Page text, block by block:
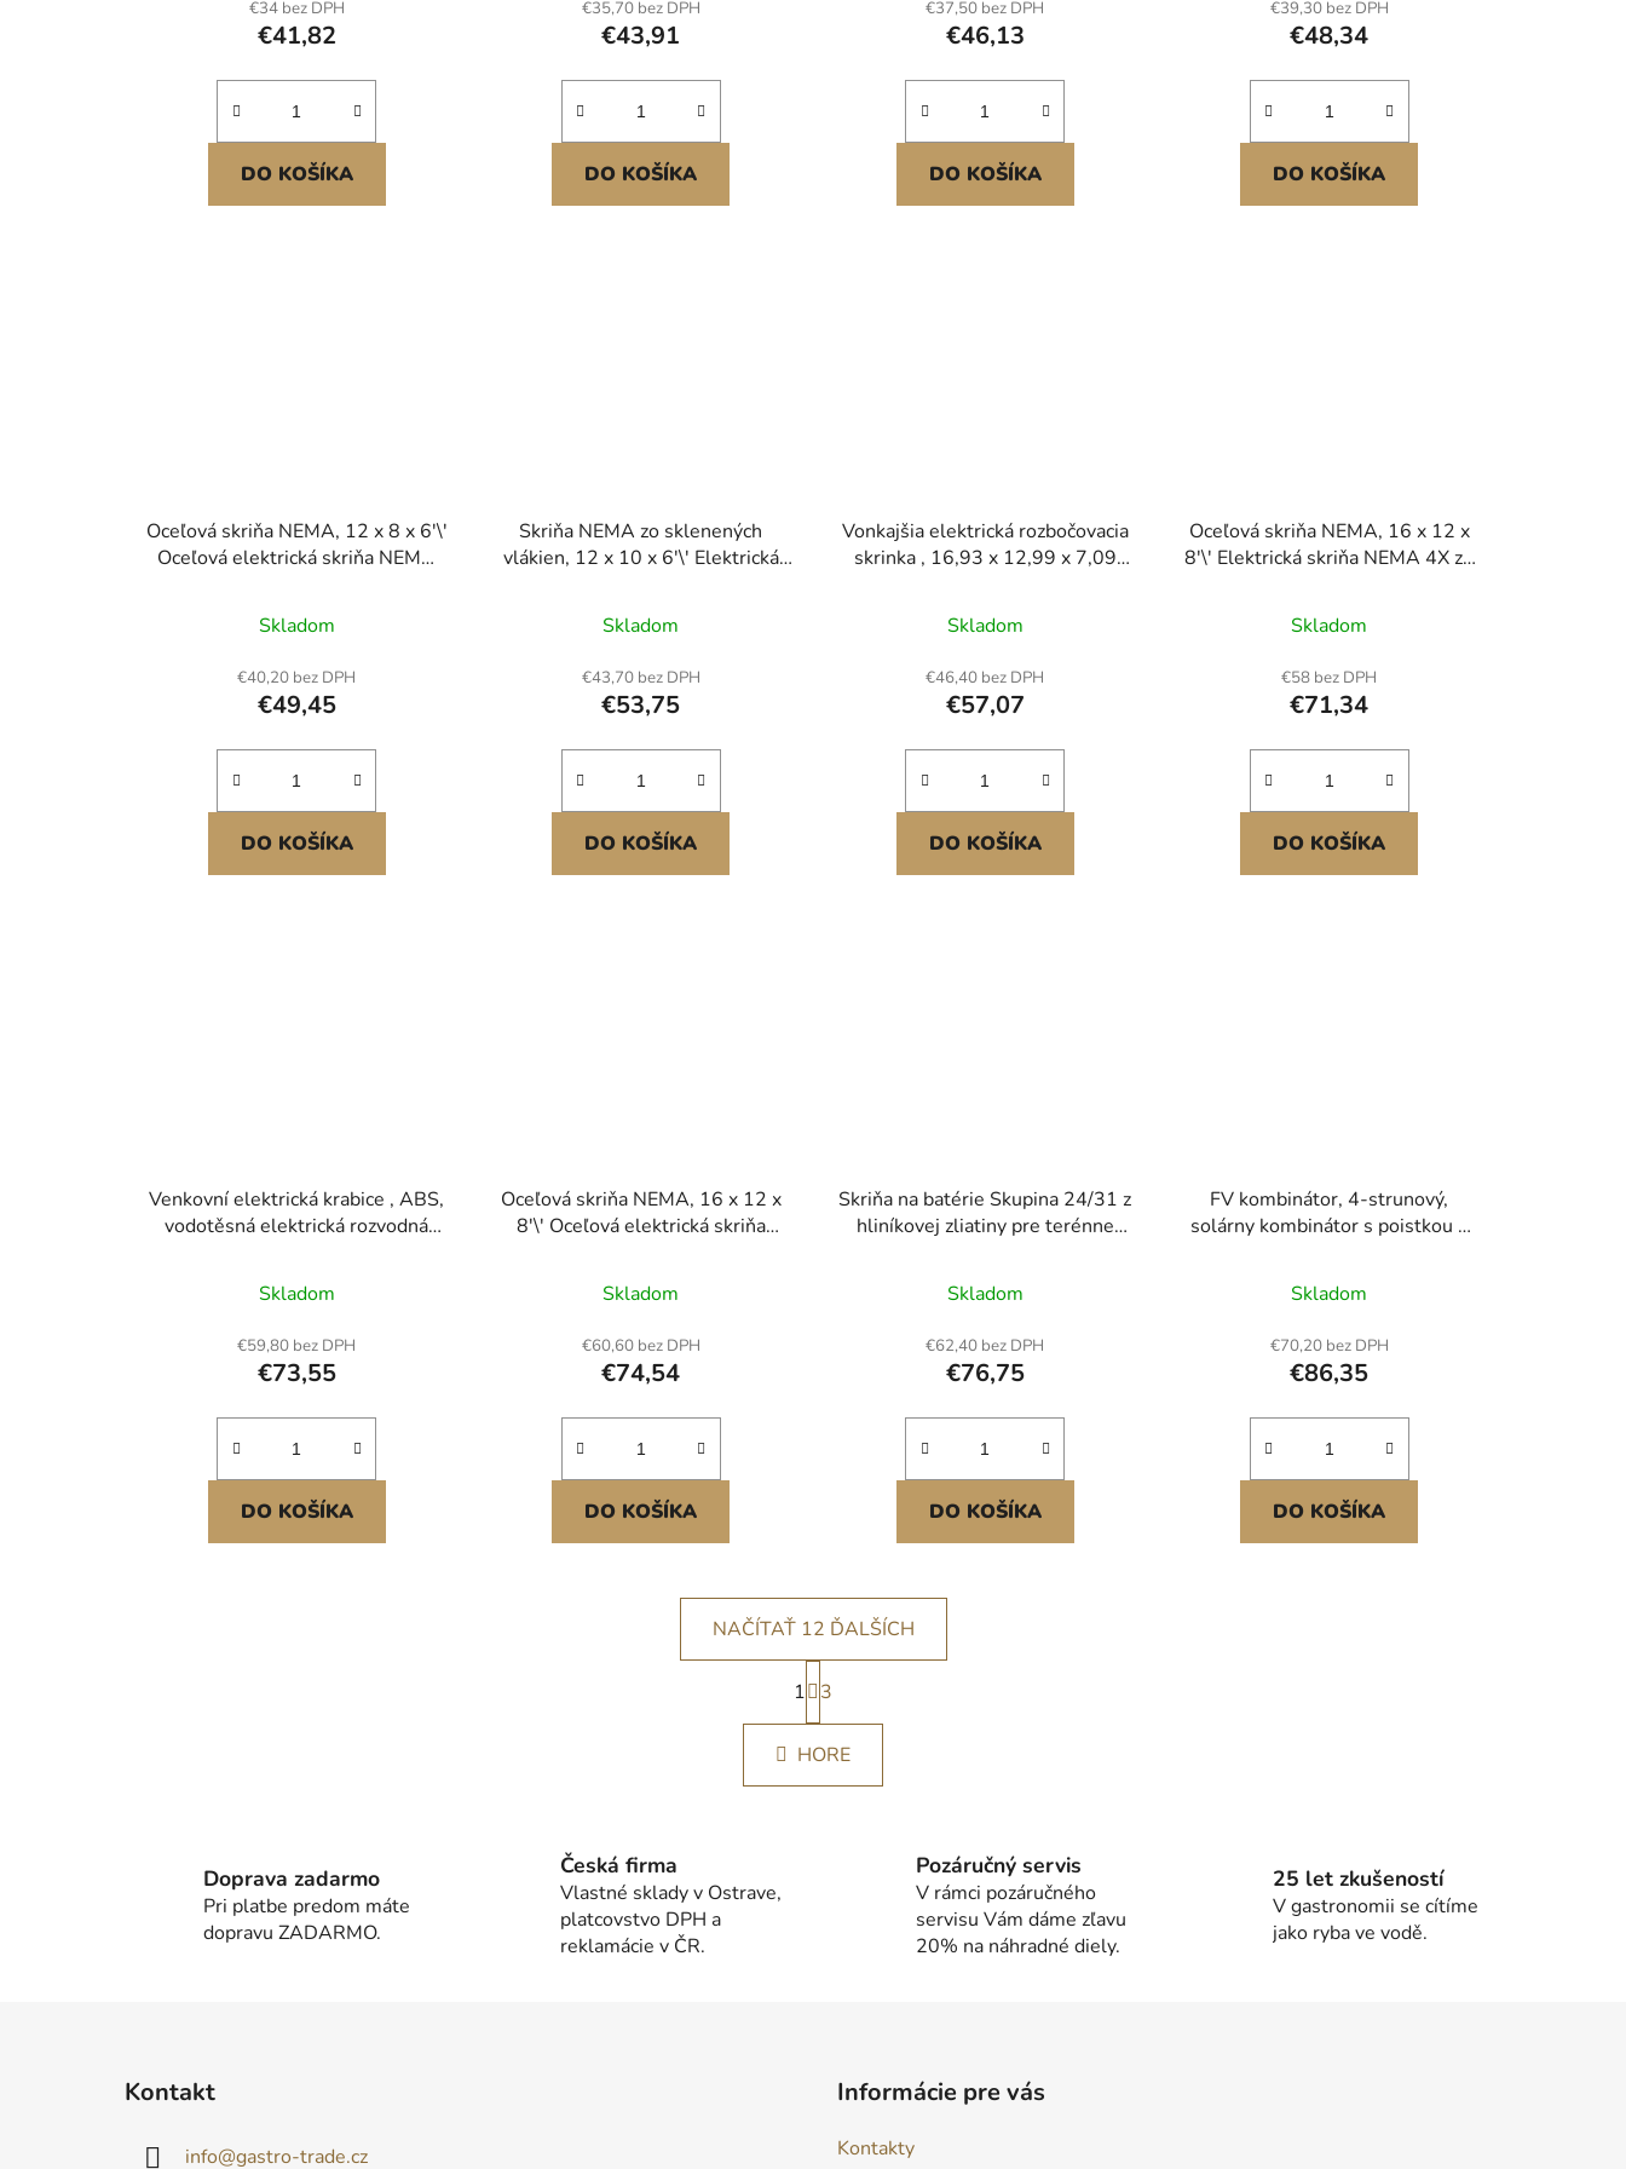
vonkajšie elektrické projekty
€34 bez DPH
€41,82
DO KOŠÍKA
€35,70 bez DPH
€43,91
DO KOŠÍKA
vonkajšie elektrické projekty
€37,50 bez DPH
€46,13
DO KOŠÍKA
€39,30 bez DPH
€48,34
DO KOŠÍKA
Oceľová skriňa NEMA, 12 x 8 x 6'\'
Oceľová elektrická skriňa NEMA
IP66, vonkajšia/vnútorná
elektrická skriňa, s montážnou
doskou
Skladom
€40,20 bez DPH
€49,45
DO KOŠÍKA
Skriňa NEMA zo sklenených
vlákien, 12 x 10 x 6'\' Elektrická
vlákien, vodotesná a prachotesná,
IP66, vonkajšia/vnútorná
elektrická rozvodná skriňa, s
montážnou doskou (30 x 25 x 14
cm)
Skladom
€43,70 bez DPH
€53,75
DO KOŠÍKA
Vonkajšia elektrická rozbočovacia
skrinka , 16,93 x 12,99 x 7,09
rozbočovacia skrinka s výklopným
krytom, západka z nehrdzavejúcej
ocele, IP67 prachotesná,
vodotesná pre vonkajšie elektrické
projekty
Skladom
€46,40 bez DPH
€57,07
DO KOŠÍKA
Oceľová skriňa NEMA, 16 x 12 x
8'\' Elektrická skriňa NEMA 4X zo
prachotesná, IP66,
vonkajšia/vnútorná elektrická
skriňa, s montážnou doskou (40 x
30 x 20 cm)
Skladom
€58 bez DPH
€71,34
DO KOŠÍKA
Venkovní elektrická krabice , ABS,
vodotěsná elektrická rozvodná
ventilátorem, montážní deska,
kabelové průchodky, ventilované
plastové pouzdro, 360 x 275 x
150 mm, IP65 pro
vnitřní/venkovní použití
Skladom
€59,80 bez DPH
€73,55
DO KOŠÍKA
Oceľová skriňa NEMA, 16 x 12 x
8'\' Oceľová elektrická skriňa
prachotesná, IP66,
vonkajšia/vnútorná elektrická
skriňa, s montážnou doskou
Skladom
€60,60 bez DPH
€74,54
DO KOŠÍKA
Skriňa na batérie Skupina 24/31 z
hliníkovej zliatiny pre terénne
vozidlá
Skladom
€62,40 bez DPH
€76,75
DO KOŠÍKA
FV kombinátor, 4-strunový,
solárny kombinátor s poistkou s
63 A, ochranou proti blesku a
solárnym konektorom, pre systém
solárnych panelov so
zapnutou/vypnutou sieťou,
vodotesný IP65
Skladom
€70,20 bez DPH
€86,35
DO KOŠÍKA
O
v
l
á
NAČÍTAŤ 12 ĎALŠÍCH
S
t
r
á
n
k
1 3
HORE
Doprava zadarmo
Pri platbe predom máte
dopravu ZADARMO.
Česká firma
Vlastné sklady v Ostrave,
platcovstvo DPH a
reklamácie v ČR.
Pozáručný servis
V rámci pozáručného
servisu Vám dáme zľavu
20% na náhradné diely.
25 let zkušeností
V gastronomii se cítíme
jako ryba ve vodě.
Kontakt
info@gastro-trade.cz
Informácie pre vás
Kontakty